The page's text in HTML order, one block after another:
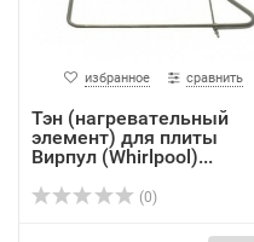
избранное сравнить
Тэн (нагревательный
элемент) для плиты
Вирпул (Whirlpool)...
(0)